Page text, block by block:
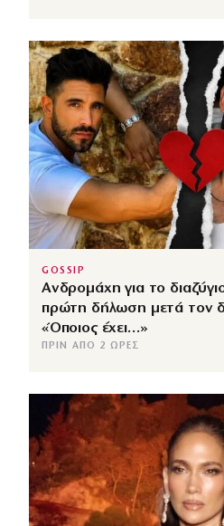
GOSSIP
Ανδρομάχη για το
πρώτη δήλωση μετά τον
«Όποιος έχει…»
ΠΡΙΝ ΑΠΌ 2 ΏΡΕΣ